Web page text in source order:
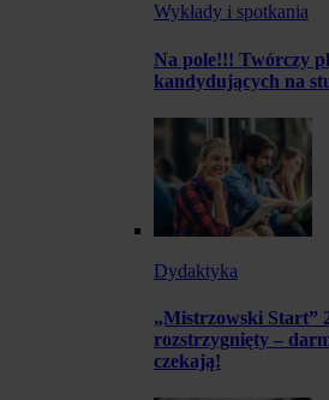
Wykłady i spotkania
Na pole!!! Twórczy
kandydujących na
Dydaktyka
„Mistrzowski Start”
rozstrzygnięty –
czekają!